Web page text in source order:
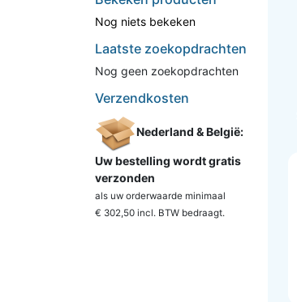
Nog niets bekeken
Laatste zoekopdrachten
Nog geen zoekopdrachten
Verzendkosten
Nederland & België:
Uw bestelling wordt gratis
verzonden
als uw orderwaarde minimaal
€ 302,50 incl. BTW bedraagt.